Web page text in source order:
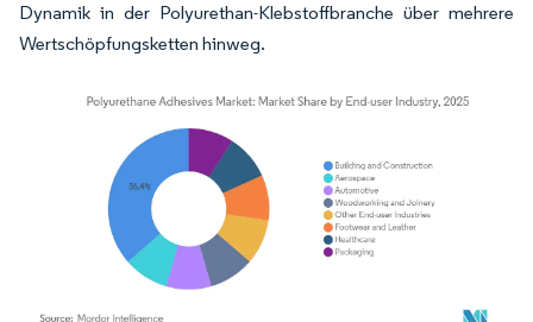
Dynamik in der Polyurethan-Klebstoffbranche über mehrere
Wertschöpfungsketten hinweg.